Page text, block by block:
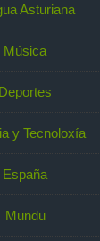
Asturiana
Música
Deportes
y Tecnoloxía
España
Mundu